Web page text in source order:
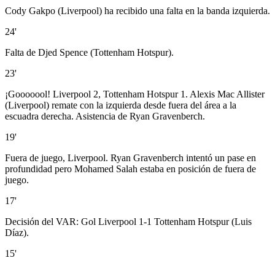
Cody Gakpo (Liverpool) ha recibido una falta en la banda izquierda.
24'
Falta de Djed Spence (Tottenham Hotspur).
23'
¡Gooooool! Liverpool 2, Tottenham Hotspur 1. Alexis Mac Allister
(Liverpool) remate con la izquierda desde fuera del área a la
escuadra derecha. Asistencia de Ryan Gravenberch.
19'
Fuera de juego, Liverpool. Ryan Gravenberch intentó un pase en
profundidad pero Mohamed Salah estaba en posición de fuera de
juego.
17'
Decisión del VAR: Gol Liverpool 1-1 Tottenham Hotspur (Luis
Díaz).
15'